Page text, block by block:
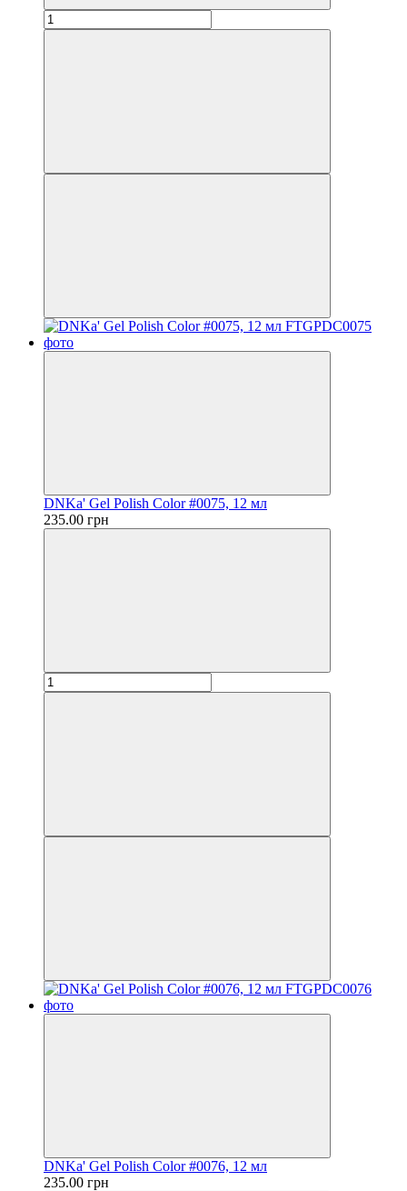
DNKa' Gel Polish Color #0075, 12 мл
235.00 грн
DNKa' Gel Polish Color #0076, 12 мл
235.00 грн